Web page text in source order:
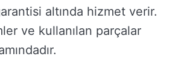
altında hizmet verir.
ve kullanılan parçalar